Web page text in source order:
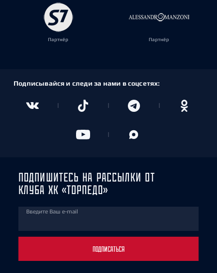
Партнёр Партнёр
Подписывайся и следи за нами в соцсетях:
ПОДПИШИТЕСЬ НА РАССЫЛКИ ОТ
КЛУБА ХК «ТОРПЕДО»
Введите Ваш e-mail
ПОДПИСАТЬСЯ